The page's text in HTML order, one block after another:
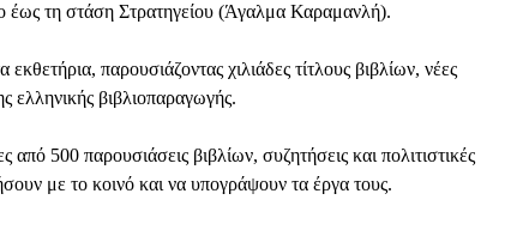
τη στάση Στρατηγείου (Άγαλμα Καραμανλή).
παρουσιάζοντας χιλιάδες τίτλους βιβλίων, νέες
ελληνικής βιβλιοπαραγωγής.
500 παρουσιάσεις βιβλίων, συζητήσεις και πολιτιστικές
με το κοινό και να υπογράψουν τα έργα τους.